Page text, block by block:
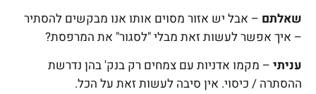
שאלתם– אבל יש אזור מסוים אותו אנו מבקשים להסתיר
– איך אפשר לעשות זאת מבלי "לסגור" את המרפסת?
עניתי– מקמו אדניות עם צמחים רק בנק' בהן נדרשת
ההסתרה / כיסוי. אין סיבה לעשות זאת על הכל.